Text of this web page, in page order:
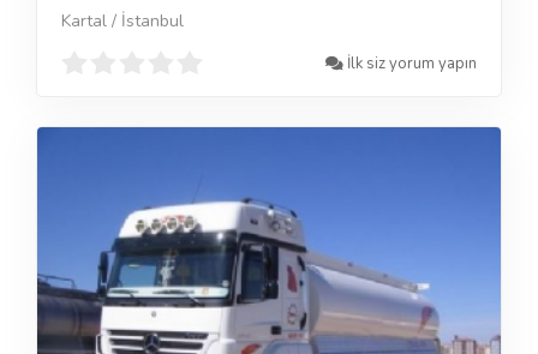
Kartal / İstanbul
İlk siz yorum yapın